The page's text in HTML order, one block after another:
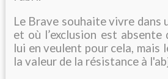
Le Brave souhaite vivre dans
et où l’exclusion est
lui en veulent pour cela,
la valeur de la résistance à